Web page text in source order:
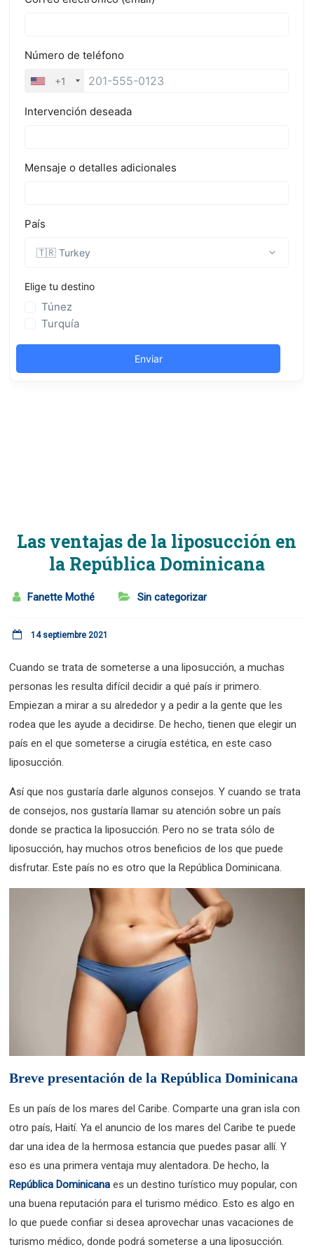
Las ventajas de la liposucción en
la República Dominicana
Fanette Mothé Sin categorizar
14 septiembre 2021
Cuando se trata de someterse a una liposucción, a muchas
personas les resulta difícil decidir a qué país ir primero.
Empiezan a mirar a su alrededor y a pedir a la gente que les
rodea que les ayude a decidirse. De hecho, tienen que elegir un
país en el que someterse a cirugía estética, en este caso
liposucción.
Así que nos gustaría darle algunos consejos. Y cuando se trata
de consejos, nos gustaría llamar su atención sobre un país
donde se practica la liposucción. Pero no se trata sólo de
liposucción, hay muchos otros beneficios de los que puede
disfrutar. Este país no es otro que la República Dominicana.
Breve presentación de la República Dominicana
Es un país de los mares del Caribe. Comparte una gran isla con
otro país, Haití. Ya el anuncio de los mares del Caribe te puede
dar una idea de la hermosa estancia que puedes pasar allí. Y
eso es una primera ventaja muy alentadora. De hecho, la
República Dominicana es un destino turístico muy popular, con
una buena reputación para el turismo médico. Esto es algo en
lo que puede confiar si desea aprovechar unas vacaciones de
turismo médico, donde podrá someterse a una liposucción.